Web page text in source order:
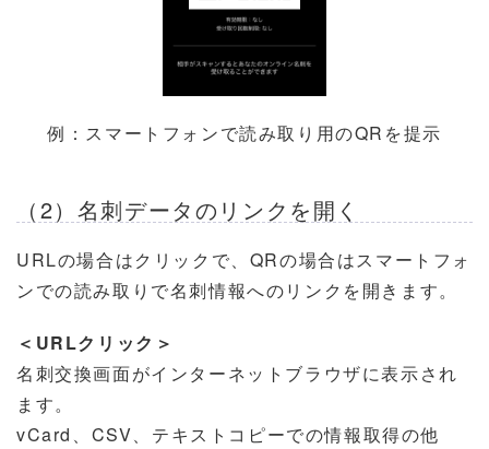
例：スマートフォンで読み取り用のQRを提示
（2）名刺データのリンクを開く
URLの場合はクリックで、QRの場合はスマートフォ
ンでの読み取りで名刺情報へのリンクを開きます。
＜URLクリック＞
名刺交換画面がインターネットブラウザに表示され
ます。
vCard、CSV、テキストコピーでの情報取得の他